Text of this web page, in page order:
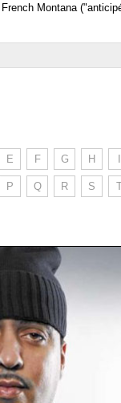
Montana
E F G H I
P Q R S